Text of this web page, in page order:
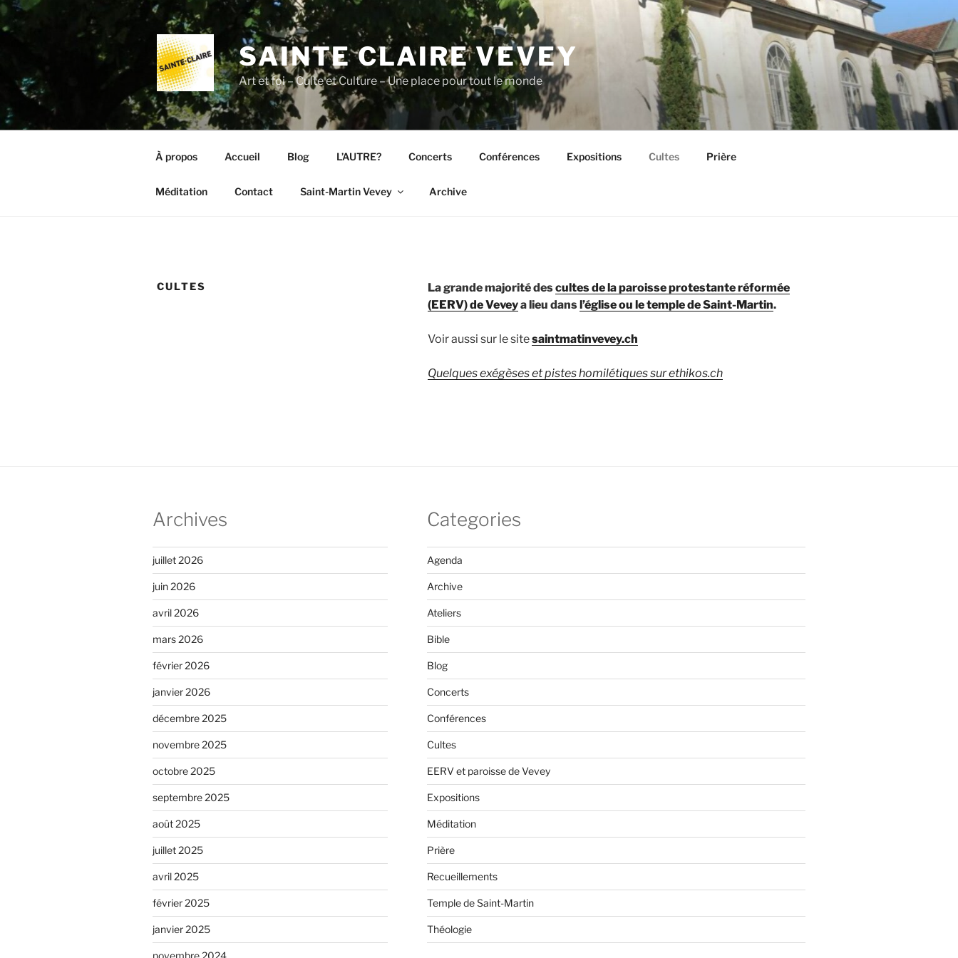
Aller
au
SAINTE CLAIRE VEVEY
Art et foi – Culte et Culture – Une place pour tout le monde
À propos Accueil Blog L’AUTRE? Concerts Conférences Expositions Cultes Prière
Méditation Contact Saint-Martin Vevey Archive
CULTES La grande majorité descultes de la paroisse protestante réformée
(EERV) de Veveya lieu dansl’église ou le temple de Saint-Martin.
Voir aussi sur le sitesaintmatinvevey.ch
Quelques exégèses et pistes homilétiques sur ethikos.ch
Archives
juillet 2026
juin 2026
avril 2026
mars 2026
février 2026
janvier 2026
décembre 2025
novembre 2025
octobre 2025
septembre 2025
août 2025
juillet 2025
avril 2025
février 2025
janvier 2025
novembre 2024
Categories
Agenda
Archive
Ateliers
Bible
Blog
Concerts
Conférences
Cultes
EERV et paroisse de Vevey
Expositions
Méditation
Prière
Recueillements
Temple de Saint-Martin
Théologie